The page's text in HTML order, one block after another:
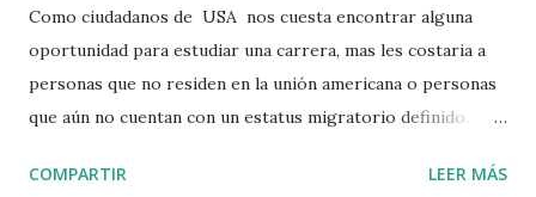
Como ciudadanos de USA nos cuesta encontrar alguna
oportunidad para estudiar una carrera, mas les costaria a
personas que no residen en la unión americana o personas
que aún no cuentan con un estatus migratorio definido.
soñar, oportunidades se encuentran alli, solo tienes que
COMPARTIR LEER MÁS